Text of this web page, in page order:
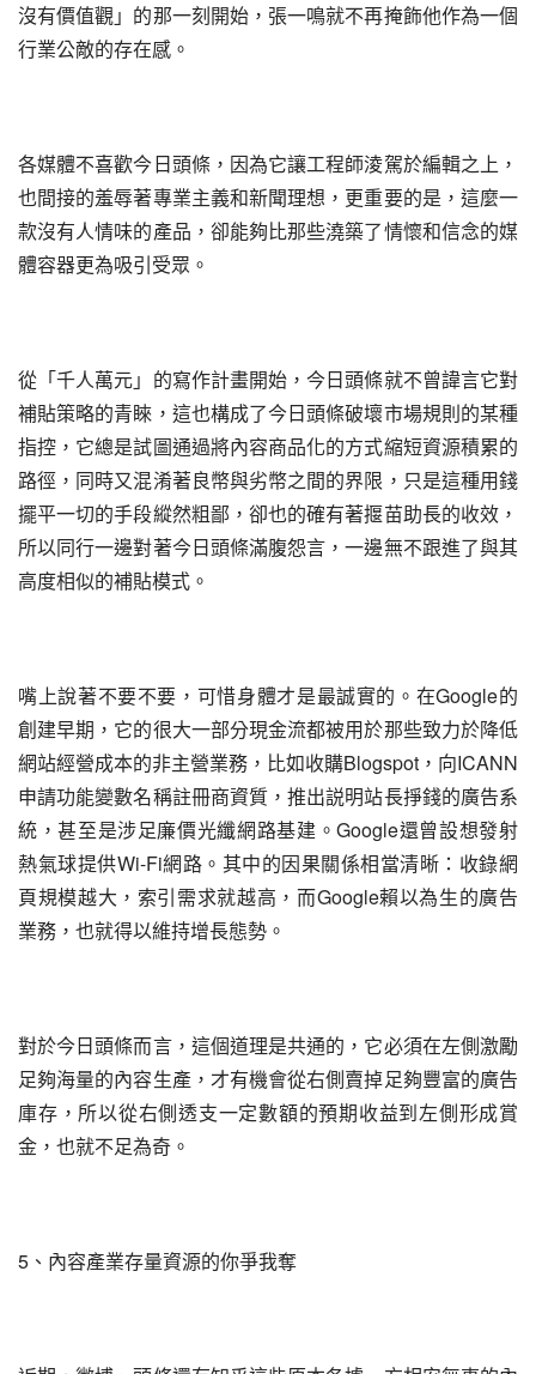
沒有價值觀」的那一刻開始，張一鳴就不再掩飾他作為一個
行業公敵的存在感。
各媒體不喜歡今日頭條，因為它讓工程師淩駕於編輯之上，
也間接的羞辱著專業主義和新聞理想，更重要的是，這麼一
款沒有人情味的產品，卻能夠比那些澆築了情懷和信念的媒
體容器更為吸引受眾。
從「千人萬元」的寫作計畫開始，今日頭條就不曾諱言它對
補貼策略的青睞，這也構成了今日頭條破壞市場規則的某種
指控，它總是試圖通過將內容商品化的方式縮短資源積累的
路徑，同時又混淆著良幣與劣幣之間的界限，只是這種用錢
擺平一切的手段縱然粗鄙，卻也的確有著揠苗助長的收效，
所以同行一邊對著今日頭條滿腹怨言，一邊無不跟進了與其
高度相似的補貼模式。
嘴上說著不要不要，可惜身體才是最誠實的。在Google的
創建早期，它的很大一部分現金流都被用於那些致力於降低
網站經營成本的非主營業務，比如收購Blogspot，向ICANN
申請功能變數名稱註冊商資質，推出説明站長掙錢的廣告系
統，甚至是涉足廉價光纖網路基建。Google還曾設想發射
熱氣球提供Wi-Fi網路。其中的因果關係相當清晰：收錄網
頁規模越大，索引需求就越高，而Google賴以為生的廣告
業務，也就得以維持增長態勢。
對於今日頭條而言，這個道理是共通的，它必須在左側激勵
足夠海量的內容生產，才有機會從右側賣掉足夠豐富的廣告
庫存，所以從右側透支一定數額的預期收益到左側形成賞
金，也就不足為奇。
5、內容產業存量資源的你爭我奪